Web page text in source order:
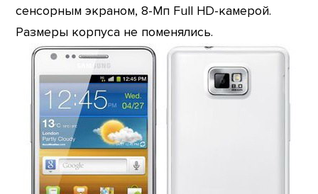
сенсорным экраном, 8-Мп Full HD-камерой.
Размеры корпуса не поменялись.